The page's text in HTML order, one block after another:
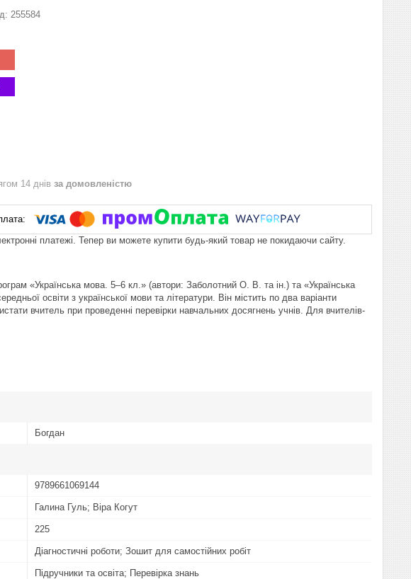
255584
14 днів за домовленістю
платежі. Тепер ви можете купити будь-який товар не покидаючи сайту.
«Українська мова. 5–6 кл.» (автори: Заболотний О. В. та ін.) та «Українська
освіти з української мови та літератури. Він містить по два варіанти
вчитель при проведенні перевірки навчальних досягнень учнів. Для вчителів-
Богдан
9789661069144
Галина Гуль; Віра Когут
225
Діагностичні роботи; Зошит для самостійних робіт
Підручники та освіта; Перевірка знань